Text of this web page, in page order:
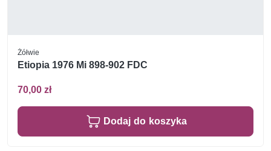
Żółwie
Etiopia 1976 Mi 898-902 FDC
70,00 zł
Dodaj do koszyka